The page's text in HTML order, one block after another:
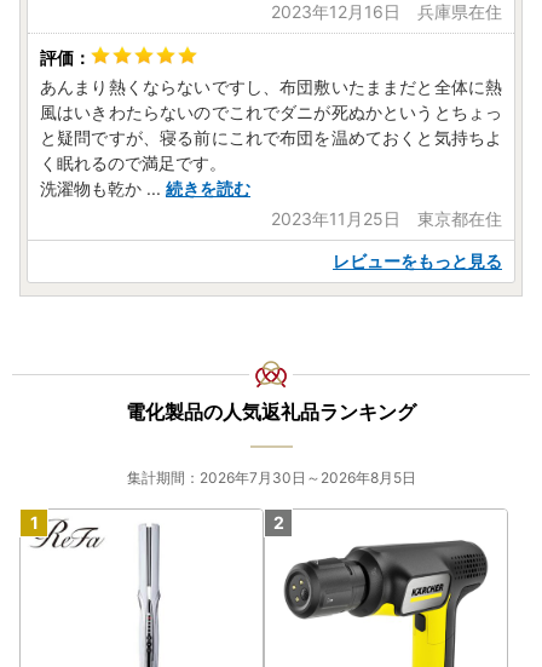
2023年12月16日 兵庫県在住
あんまり熱くならないですし、布団敷いたままだと全体に熱
風はいきわたらないのでこれでダニが死ぬかというとちょっ
と疑問ですが、寝る前にこれで布団を温めておくと気持ちよ
く眠れるので満足です。
洗濯物も乾か ... 続きを読む
2023年11月25日 東京都在住
レビューをもっと見る
電化製品の人気返礼品ランキング
集計期間：2026年7月30日～2026年8月5日